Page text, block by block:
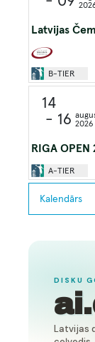
Latvijas
Image
B-TIER
14
- 16 2026
RIGA OPEN
A-TIER
Kalendārs